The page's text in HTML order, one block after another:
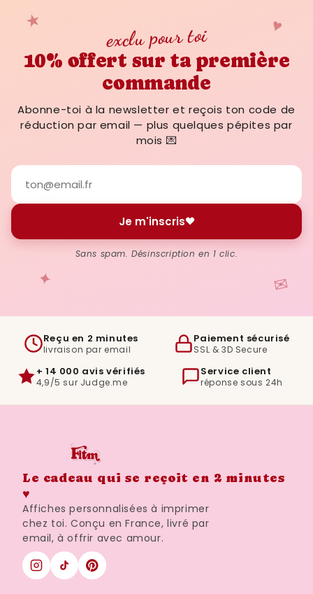
★ ♥
✦ ✉
exclu pour toi
10% offert sur ta première
commande
Abonne-toi à la newsletter et reçois ton code de
réduction par email — plus quelques pépites par
mois 💌
Je m'inscris
Sans spam. Désinscription en 1 clic.
Reçu en 2 minutes
livraison par email
Paiement sécurisé
SSL & 3D Secure
+ 14 000 avis vérifiés
4,9/5 sur Judge.me
Service client
réponse sous 24h
Le cadeau qui se reçoit en 2 minutes
♥
Affiches personnalisées à imprimer
chez toi. Conçu en France, livré par
email, à offrir avec amour.